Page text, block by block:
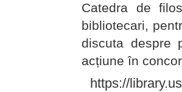
Catedra de
bibliotecari,
discuta despre
acțiune în
https://